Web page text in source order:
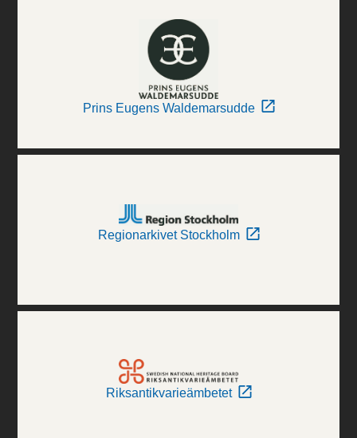
Prins Eugens Waldemarsudde
Regionarkivet Stockholm
Riksantikvarieämbetet